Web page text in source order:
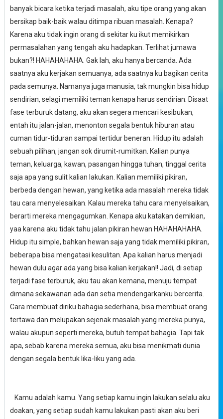
banyak bicara ketika terjadi masalah, aku tipe orang yang akan
bersikap baik-baik walau ditimpa ribuan masalah. Kenapa?
Karena aku tidak ingin orang di sekitar ku ikut memikirkan
permasalahan yang tengah aku hadapkan. Terlihat jumawa
bukan?! HAHAHAHAHA. Gak lah, aku hanya bercanda. Ada
saatnya aku kerjakan semuanya, ada saatnya ku bagikan cerita
pada semunya. Namanya juga manusia, tak mungkin bisa hidup
sendirian, selagi memiliki teman kenapa harus sendirian. Disaat
fase terburuk datang, aku akan segera mencari kesibukan,
entah itu jalan-jalan, menonton segala bentuk hiburan atau
cuman tidur-tiduran sampai tertidur beneran. Hidup itu adalah
sebuah pilihan, jangan sok dirumit-rumitkan. Kalian punya
teman, keluarga, kawan, pasangan hingga tuhan, tinggal cerita
saja apa yang sulit kalian lakukan. Kalian memiliki pikiran,
berbeda dengan hewan, yang ketika ada masalah mereka tidak
tau cara menyelesaikan. Kalau mereka tahu cara menyelsaikan,
berarti mereka mengagumkan. Kenapa aku katakan demikian,
yaa karena aku tidak tahu jalan pikiran hewan HAHAHAHAHA.
Hidup itu simple, bahkan hewan saja yang tidak memiliki pikiran,
beberapa bisa mengatasi kesulitan. Apa kalian harus menjadi
hewan dulu agar ada yang bisa kalian kerjakan!! Jadi, di setiap
terjadi fase terburuk, aku tau akan kemana, menuju tempat
dimana sekawanan ada dan setia mendengarkanku bercerita.
Cara membuat diriku bahagia sederhana, bisa membuat orang
tertawa dan melupakan sejenak masalah yang mereka punya,
walau akupun seperti mereka, butuh tempat bahagia. Tapi tak
apa, sebab karena mereka semua, aku bisa menikmati dunia
dengan segala bentuk lika-liku yang ada.
Kamu adalah kamu. Yang setiap kamu ingin lakukan selalu aku
doakan, yang setiap sudah kamu lakukan pasti akan aku beri